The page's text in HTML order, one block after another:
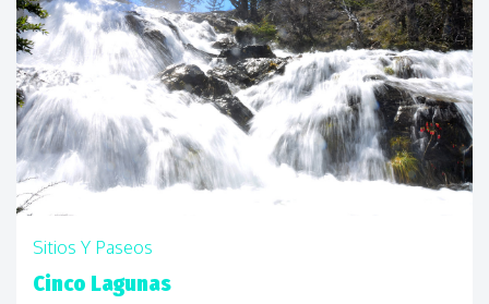
Sitios Y Paseos
Cinco Lagunas